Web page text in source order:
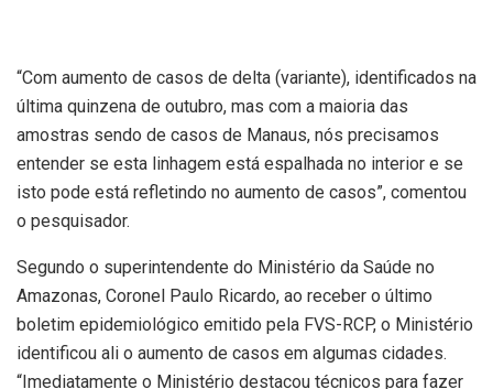
“Com aumento de casos de delta (variante), identificados na
última quinzena de outubro, mas com a maioria das
amostras sendo de casos de Manaus, nós precisamos
entender se esta linhagem está espalhada no interior e se
isto pode está refletindo no aumento de casos”, comentou
o pesquisador.
Segundo o superintendente do Ministério da Saúde no
Amazonas, Coronel Paulo Ricardo, ao receber o último
boletim epidemiológico emitido pela FVS-RCP, o Ministério
identificou ali o aumento de casos em algumas cidades.
“Imediatamente o Ministério destacou técnicos para fazer